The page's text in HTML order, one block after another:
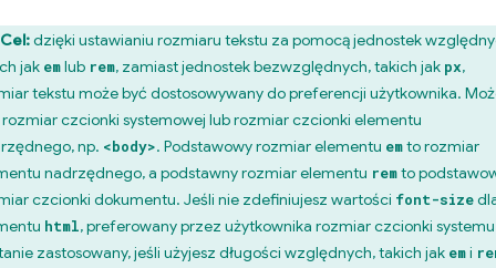
Cel:dzięki ustawianiu rozmiaru tekstu za pomocą jednostek
jak emlub rem, zamiast jednostek bezwzględnych, takich jak px,
tekstu może być dostosowywany do preferencji użytkownika.
czcionki systemowej lub rozmiar czcionki elementu
np. <body>. Podstawowy rozmiar elementu emto rozmiar
nadrzędnego, a podstawny rozmiar elementu remto
czcionki dokumentu. Jeśli nie zdefiniujesz wartości font-size
html, preferowany przez użytkownika rozmiar czcionki systemu
zastosowany, jeśli użyjesz długości względnych, takich jak emi